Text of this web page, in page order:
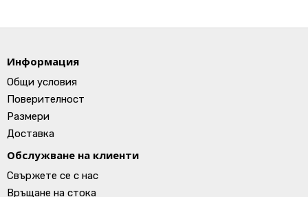
Информация
Общи условия
Поверителност
Размери
Доставка
Обслужване на клиенти
Свържете се с нас
Връщане на стока